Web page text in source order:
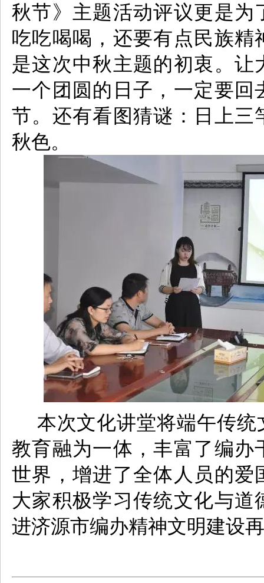
秋节》主题活动评议更是为
吃吃喝喝，还要有点民族精
是这次中秋主题的初衷。 让
一个团圆的日子，一定要回
节。 还有看图猜谜：日上三
秋色。
本次文化讲堂将端午传
教育融为一体，丰富了编办
世界，增进了全体人员的爱
大家积极学习传统文化与道
进济源市编办精神文明建设